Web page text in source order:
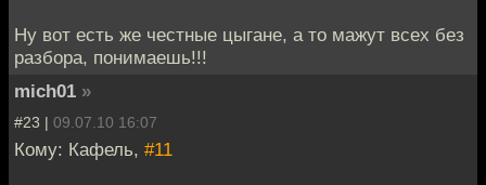
Ну вот есть же честные цыгане, а то мажут всех без
разбора, понимаешь!!!
mich01 »
#23 | 09.07.10 16:07
Кому: Кафель, #11